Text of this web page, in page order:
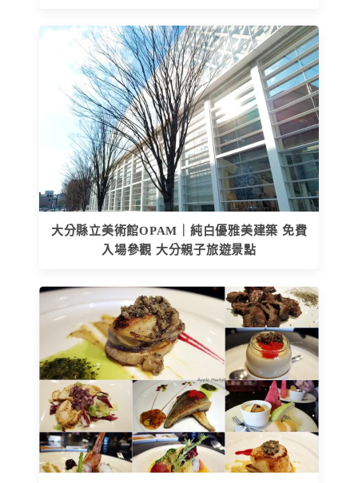
大分縣立美術館OPAM｜純白優雅美建築 免費
入場參觀 大分親子旅遊景點